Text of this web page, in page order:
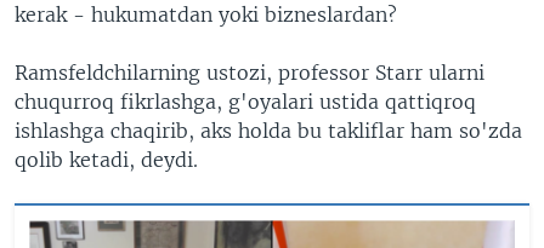
kerak - hukumatdan yoki bizneslardan?
Ramsfeldchilarning ustozi, professor Starr ularni
chuqurroq fikrlashga, g'oyalari ustida qattiqroq
ishlashga chaqirib, aks holda bu takliflar ham so'zda
qolib ketadi, deydi.